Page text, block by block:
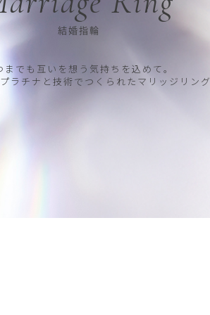
結婚指輪
までも互いを想う気持ちを込めて。
ラチナと技術でつくられたマリッジリング